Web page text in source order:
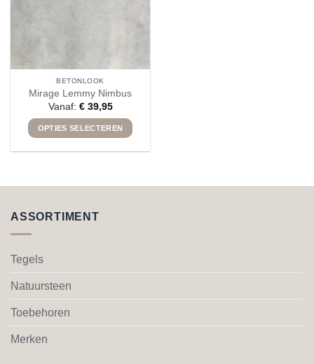
BETONLOOK
Mirage Lemmy Nimbus
Vanaf: €39,95
OPTIES SELECTEREN
meerdere
Deze
ASSORTIMENT
Tegels
Natuursteen
Toebehoren
Merken